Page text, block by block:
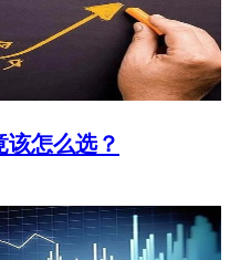
怎么选？